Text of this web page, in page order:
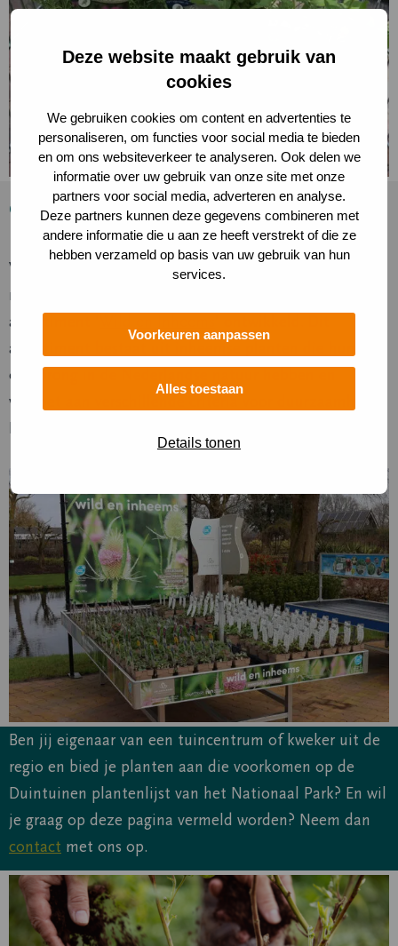
Deze website maakt gebruik van
cookies
We gebruiken cookies om content en advertenties te
personaliseren, om functies voor social media te bieden
en om ons websiteverkeer te analyseren. Ook delen we
informatie over uw gebruik van onze site met onze
partners voor social media, adverteren en analyse.
Deze partners kunnen deze gegevens combineren met
andere informatie die u aan ze heeft verstrekt of die ze
hebben verzameld op basis van uw gebruik van hun
services.
Voorkeuren aanpassen
Alles toestaan
Details tonen
Ontdek ook het assortiment ‘Wild en
Inheems’
Vaste plantenkweker Griffioen Wassenaar heeft samen
met wildebloemenzaden leverancier Cruydt-Hoeck het
assortiment ‘
assortiment bestaat uit inheemse planten die hun
oorsprong in de Nederlandse natuur hebben en
voldoet aan verschillende criteria voor duurzaamheid.
De perfecte aanvulling dus voor Jouw Duintuin!
Ben jij eigenaar van een tuincentrum of kweker uit de
regio en bied je planten aan die voorkomen op de
Duintuinen plantenlijst van het Nationaal Park? En wil
je graag op deze pagina vermeld worden? Neem dan
contact met ons op.
Lees
meer
over